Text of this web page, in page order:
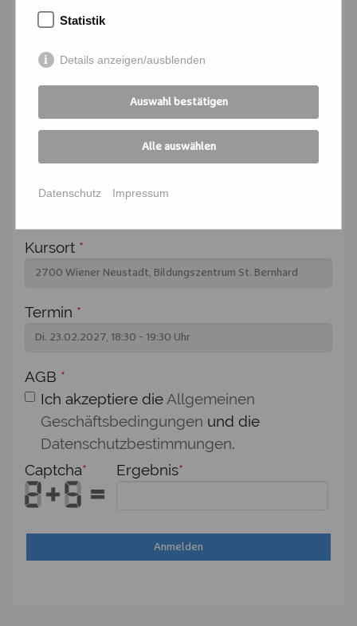
Kommunikation für die angemeldeten
Personen zu übernehmen
Ich melde mich für folgende
Veranstaltung an:
Kursnummer*
Kursort *
Termin *
AGB *
Ich akzeptiere die Allgemeinen
Geschäftsbedingungen und die
Datenschutzbestimmungen.
Captcha* Ergebnis*
Statistik
Details anzeigen/ausblenden
Auswahl bestätigen
Alle auswählen
Datenschutz Impressum